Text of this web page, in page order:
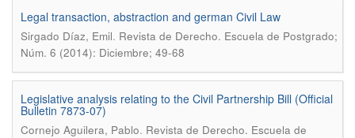
Legal transaction, abstraction and german Civil Law
Sirgado Díaz, Emil. Revista de Derecho. Escuela de Postgrado;
Núm. 6 (2014): Diciembre; 49-68
Legislative analysis relating to the Civil Partnership Bill (Official
Bulletin 7873-07)
Cornejo Aguilera, Pablo. Revista de Derecho. Escuela de